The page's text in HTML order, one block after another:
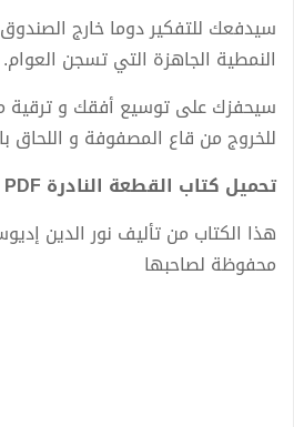
سيدفعك للتفكير دوما خارج
النمطية الجاهزة التي تسجن العوام.
سيحفزك على توسيع أفقك و ترقية
للخروج من قاع المصفوفة و اللحاق
تحميل كتاب القطعة النادرة PDF - نور الدين إديوسف
هذا الكتاب من تأليف نور الدين
محفوظة لصاحبها